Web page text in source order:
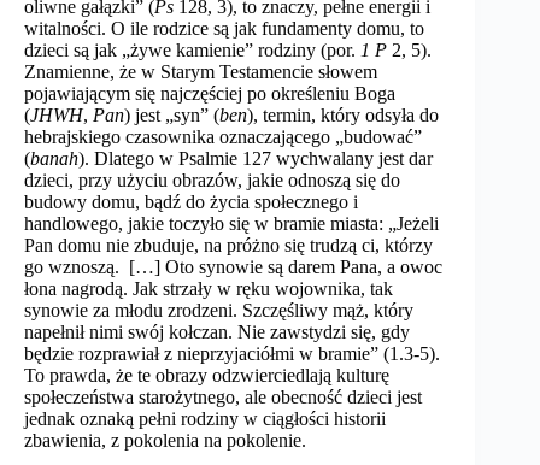
oliwne gałązki” (Ps 128, 3), to znaczy, pełne energii i
witalności. O ile rodzice są jak fundamenty domu, to
dzieci są jak „żywe kamienie” rodziny (por. 1 P 2, 5).
Znamienne, że w Starym Testamencie słowem
pojawiającym się najczęściej po określeniu Boga
(JHWH, Pan) jest „syn” (ben), termin, który odsyła do
hebrajskiego czasownika oznaczającego „budować”
(banah). Dlatego w Psalmie 127 wychwalany jest dar
dzieci, przy użyciu obrazów, jakie odnoszą się do
budowy domu, bądź do życia społecznego i
handlowego, jakie toczyło się w bramie miasta: „Jeżeli
Pan domu nie zbuduje, na próżno się trudzą ci, którzy
go wznoszą. […] Oto synowie są darem Pana, a owoc
łona nagrodą. Jak strzały w ręku wojownika, tak
synowie za młodu zrodzeni. Szczęśliwy mąż, który
napełnił nimi swój kołczan. Nie zawstydzi się, gdy
będzie rozprawiał z nieprzyjaciółmi w bramie” (1.3-5).
To prawda, że te obrazy odzwierciedlają kulturę
społeczeństwa starożytnego, ale obecność dzieci jest
jednak oznaką pełni rodziny w ciągłości historii
zbawienia, z pokolenia na pokolenie.